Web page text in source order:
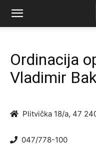
Ordinacija
Vladimir
Plitvička 18/a, 47
047/778-100